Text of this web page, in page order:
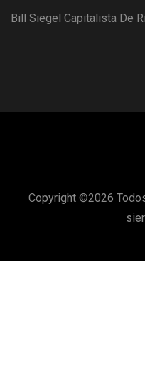
Bill Siegel Capitalista De
Copyright ©2026